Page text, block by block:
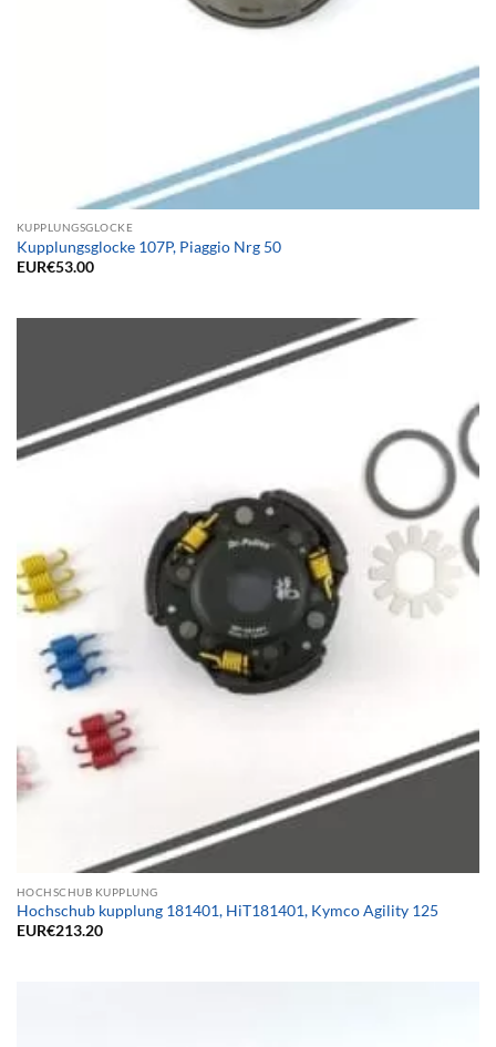
KUPPLUNGSGLOCKE
Kupplungsglocke 107P, Piaggio Nrg 50
EUR€53.00
HOCHSCHUB KUPPLUNG
Hochschub kupplung 181401, HiT181401, Kymco Agility 125
EUR€213.20